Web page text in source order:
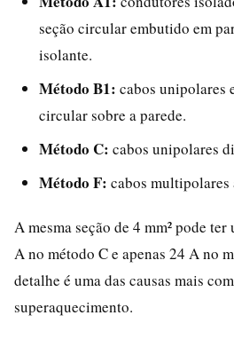
seção circular embutido em
isolante.
Método B1: cabos unipolares
circular sobre a parede.
Método C: cabos unipolares
Método F: cabos
A mesma seção de 4 mm² pode
A no método C e apenas 24 A no
detalhe é uma das causas mais
superaquecimento.